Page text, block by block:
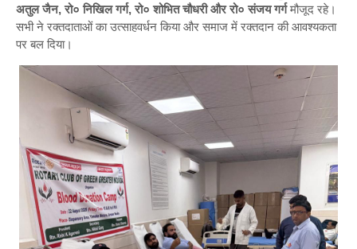
अतुल जैन, रो० निखिल गर्ग, रो० शोभित चौधरी और रो० संजय गर्गमौजूद रहे।
सभी ने रक्तदाताओं का उत्साहवर्धन किया और समाज में रक्तदान की आवश्यकता
पर बल दिया।